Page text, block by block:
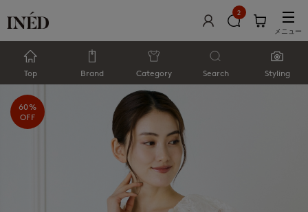
2
メニュー
Top Brand Category Search Styling
60%
OFF